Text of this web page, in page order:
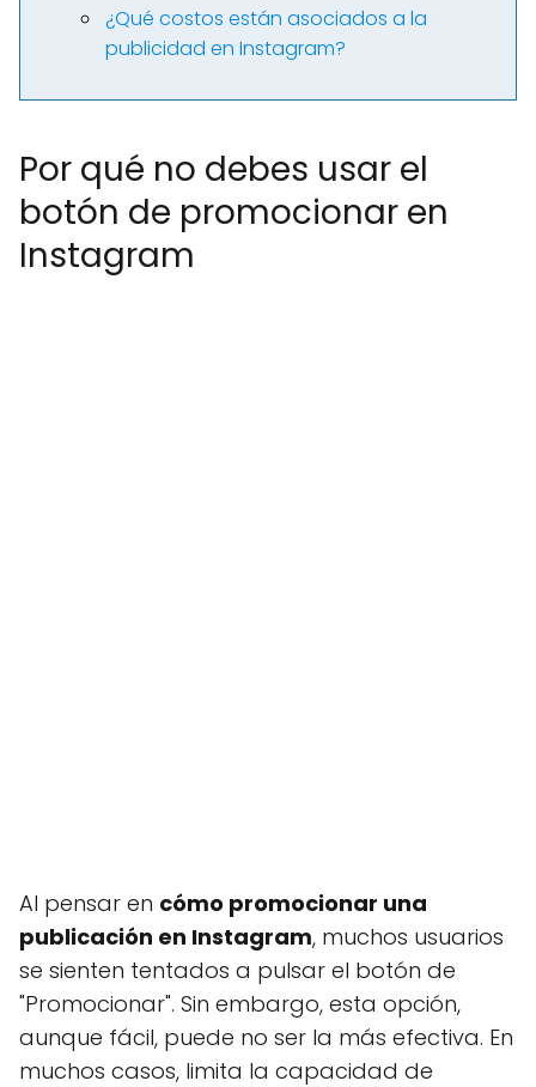
¿Qué costos están asociados a la
publicidad en Instagram?
Por qué no debes usar el
botón de promocionar en
Instagram
Al pensar en cómo promocionar una
publicación en Instagram, muchos usuarios
se sienten tentados a pulsar el botón de
"Promocionar". Sin embargo, esta opción,
aunque fácil, puede no ser la más efectiva. En
muchos casos, limita la capacidad de